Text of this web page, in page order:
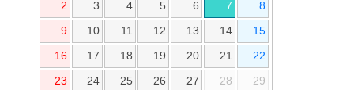
2 3 4 5 6 7 8
9 10 11 12 13 14 15
16 17 18 19 20 21 22
23 24 25 26 27 28 29